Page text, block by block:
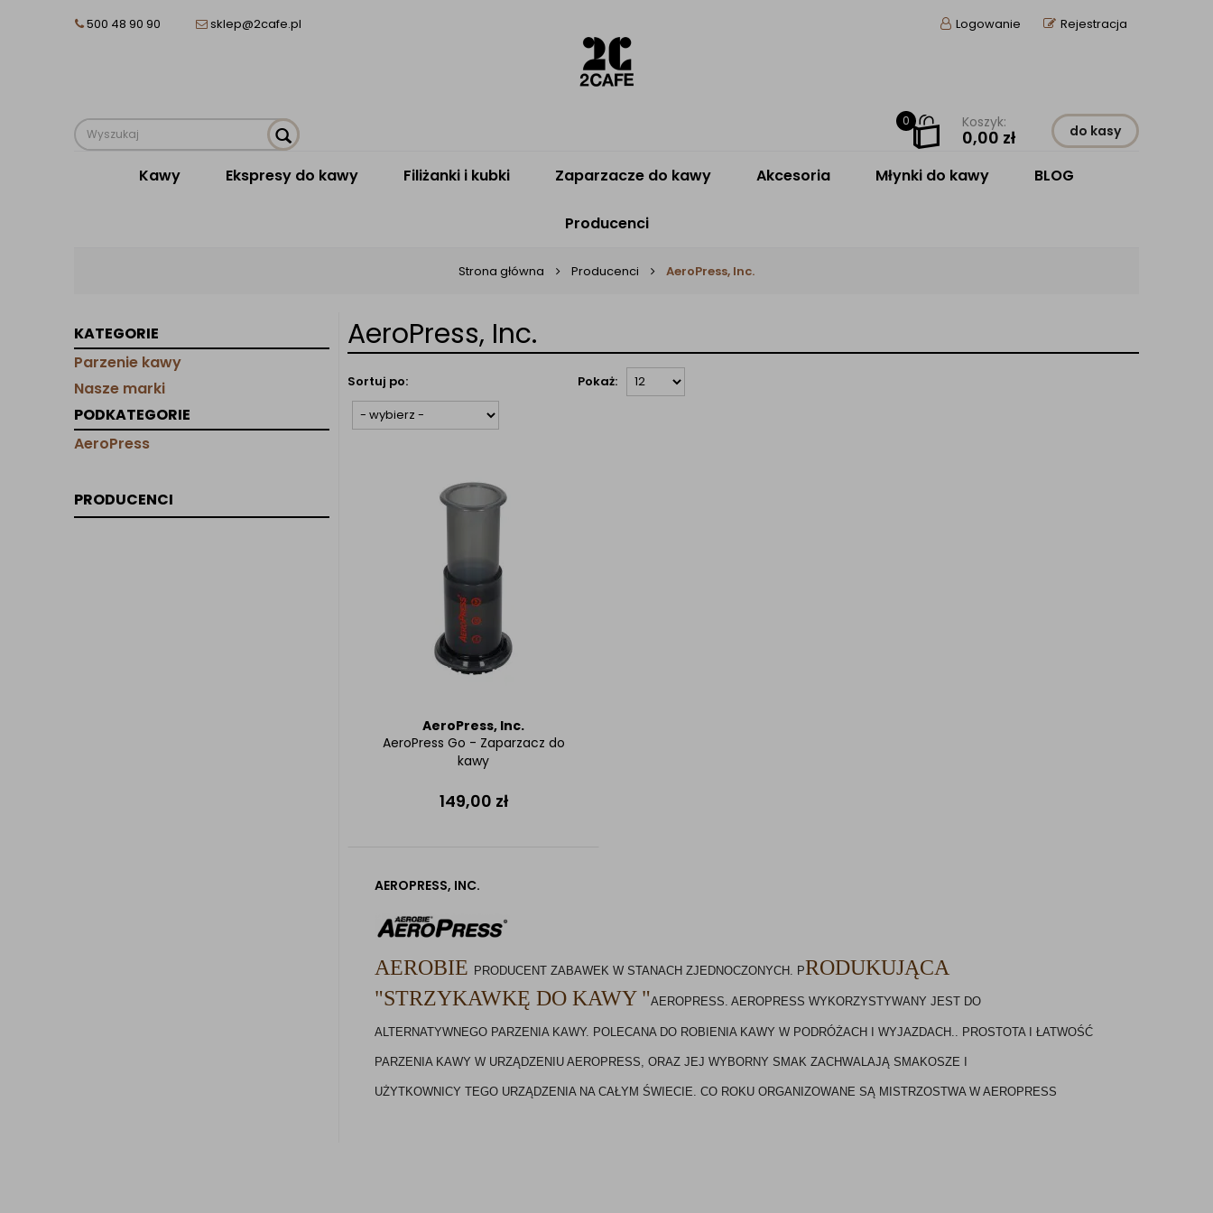
500 48 90 90 sklep@2cafe.pl Logowanie Rejestracja
0 Koszyk:
0,00 zł do kasy
Kawy Ekspresy do kawy Filiżanki i kubki Zaparzacze do kawy Akcesoria Młynki do kawy BLOG
Producenci
Strona główna Producenci AeroPress, Inc.
KATEGORIE
Parzenie kawy
Nasze marki
PODKATEGORIE
AeroPress
PRODUCENCI
AeroPress, Inc.
Sortuj po: Pokaż:
AeroPress, Inc.
AeroPress Go - Zaparzacz do
kawy
149,00 zł
AEROPRESS, INC.
AEROBIE PRODUCENT ZABAWEK W STANACH ZJEDNOCZONYCH. PRODUKUJĄCA
"STRZYKAWKĘ DO KAWY "AEROPRESS. AEROPRESS WYKORZYSTYWANY JEST DO
ALTERNATYWNEGO PARZENIA KAWY. POLECANA DO ROBIENIA KAWY W PODRÓŻACH I WYJAZDACH.. PROSTOTA I ŁATWOŚĆ
PARZENIA KAWY W URZĄDZENIU AEROPRESS, ORAZ JEJ WYBORNY SMAK ZACHWALAJĄ SMAKOSZE I
UŻYTKOWNICY TEGO URZĄDZENIA NA CAŁYM ŚWIECIE. CO ROKU ORGANIZOWANE SĄ MISTRZOSTWA W AEROPRESS